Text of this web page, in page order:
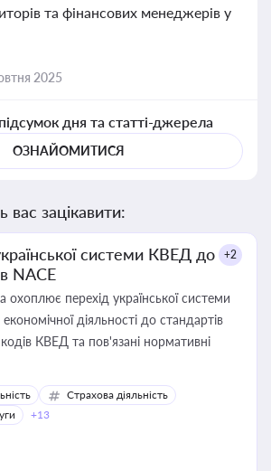
та фінансових менеджерів у
2025
дня та статті-джерела
ОЗНАЙОМИТИСЯ
вас зацікавити:
системи КВЕД до
NACE
+2
охоплює перехід української системи
економічної діяльності до стандартів
КВЕД та пов'язані нормативні
Страхова діяльність
+13